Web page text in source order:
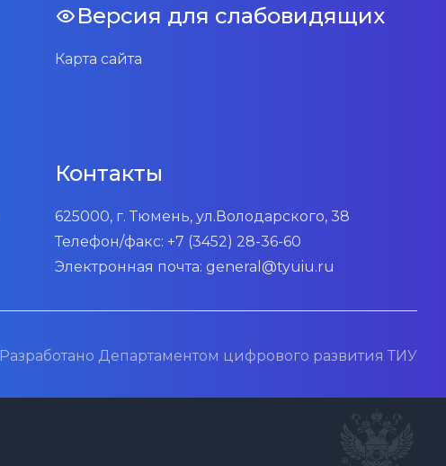
Версия для слабовидящих
Карта сайта
Контакты
625000, г. Тюмень, ул.Володарского, 38
Телефон/факс:+7 (3452) 28-36-60
Электронная почта:general@tyuiu.ru
Разработано Департаментом цифрового развития ТИУ